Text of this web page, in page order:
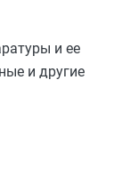
и ее
и другие